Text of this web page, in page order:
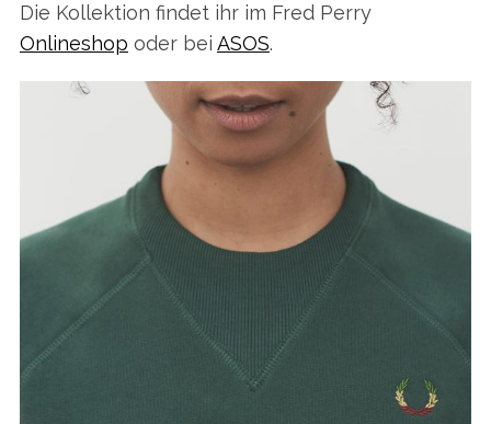
Die Kollektion findet ihr im Fred Perry
Onlineshop oder bei ASOS.